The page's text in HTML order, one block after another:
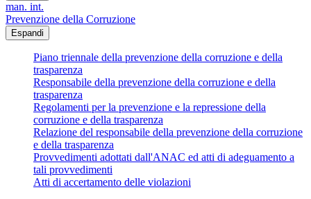
man. int.
Prevenzione della Corruzione
Espandi
Piano triennale della prevenzione della corruzione e della
trasparenza
Responsabile della prevenzione della corruzione e della
trasparenza
Regolamenti per la prevenzione e la repressione della
corruzione e della trasparenza
Relazione del responsabile della prevenzione della corruzione
e della trasparenza
Provvedimenti adottati dall'ANAC ed atti di adeguamento a
tali provvedimenti
Atti di accertamento delle violazioni